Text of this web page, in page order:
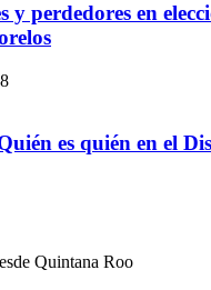
y perdedores en
es quién en el
Quintana Roo